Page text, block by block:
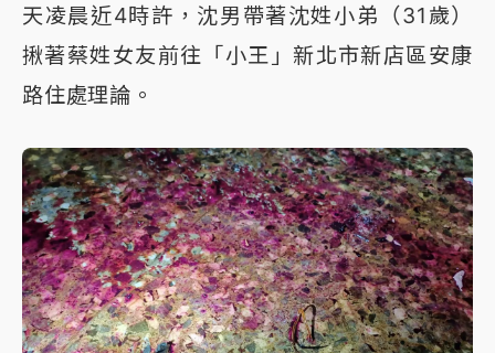
天凌晨近4時許，沈男帶著沈姓小弟（31歲）
揪著蔡姓女友前往「小王」新北市新店區安康
路住處理論。